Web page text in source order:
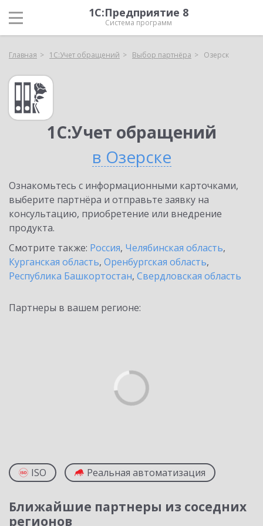
1С:Предприятие 8
Система программ
Главная 1С:Учет обращений Выбор партнёра Озерск
1С:Учет обращений
в Озерске
Ознакомьтесь с информационными карточками,
выберите партнёра и отправьте заявку на
консультацию, приобретение или внедрение
продукта.
Смотрите также: Россия, Челябинская область,
Курганская область, Оренбургская область,
Республика Башкортостан, Свердловская область
Партнеры в вашем регионе:
ISO Реальная автоматизация
Ближайшие партнеры из соседних
регионов